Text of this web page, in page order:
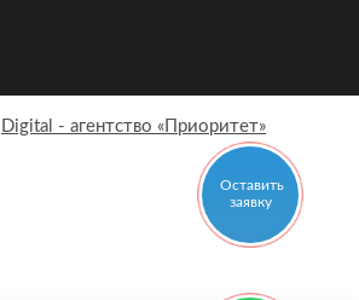
Оставить
заявку
Digital - агентство «Приоритет»